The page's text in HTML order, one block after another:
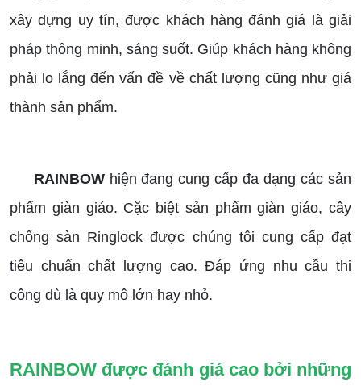
xây dựng uy tín, được khách hàng đánh giá là giải
pháp thông minh, sáng suốt. Giúp khách hàng không
phải lo lắng đến vấn đề về chất lượng cũng như giá
thành sản phẩm.
RAINBOW hiện đang cung cấp đa dạng các sản
phẩm giàn giáo. Cặc biệt sản phẩm giàn giáo, cây
chống sàn Ringlock được chúng tôi cung cấp đạt
tiêu chuẩn chất lượng cao. Đáp ứng nhu cầu thi
công dù là quy mô lớn hay nhỏ.
RAINBOW được đánh giá cao bởi những